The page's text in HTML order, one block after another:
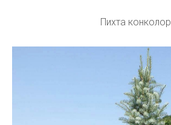
Пихта конколор